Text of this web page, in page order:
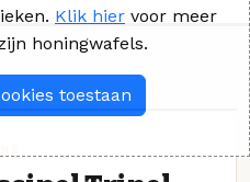
Klik hier voor meer
honingwafels.
toestaan